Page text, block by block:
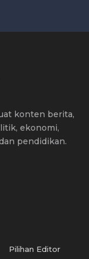
konten berita,
ekonomi,
pendidikan.
Pilihan Editor